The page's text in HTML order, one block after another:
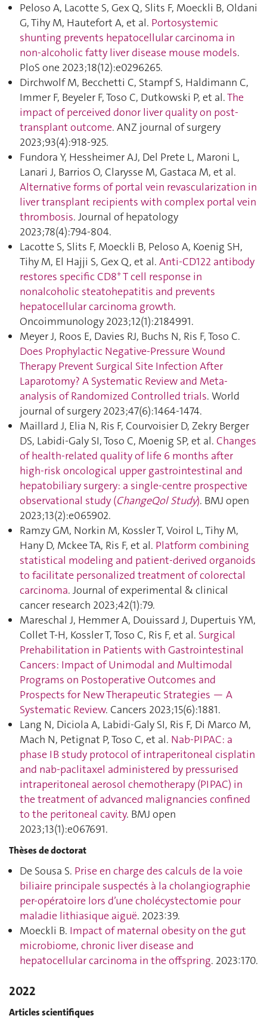
Peloso A, Lacotte S, Gex Q, Slits F, Moeckli B, Oldani
G, Tihy M, Hautefort A, et al. Portosystemic
shunting prevents hepatocellular carcinoma in
non-alcoholic fatty liver disease mouse models.
PloS one 2023;18(12):e0296265.
Dirchwolf M, Becchetti C, Stampf S, Haldimann C,
Immer F, Beyeler F, Toso C, Dutkowski P, et al.The
impact of perceived donor liver quality on post-
transplant outcome. ANZ journal of surgery
2023;93(4):918‑925.
Fundora Y, Hessheimer AJ, Del Prete L, Maroni L,
Lanari J, Barrios O, Clarysse M, Gastaca M, et al.
Alternative forms of portal vein revascularization in
liver transplant recipients with complex portal vein
thrombosis. Journal of hepatology
2023;78(4):794‑804.
Lacotte S, Slits F, Moeckli B, Peloso A, Koenig SH,
Tihy M, El Hajji S, Gex Q, et al. Anti-CD122 antibody
restores specific CD8+T cell response in
nonalcoholic steatohepatitis and prevents
hepatocellular carcinoma growth.
Oncoimmunology 2023;12(1):2184991.
Meyer J, Roos E, Davies RJ, Buchs N, Ris F, Toso C.
Does Prophylactic Negative-Pressure Wound
Therapy Prevent Surgical Site Infection After
Laparotomy? A Systematic Review and Meta-
analysis of Randomized Controlled trials. World
journal of surgery 2023;47(6):1464‑1474.
Maillard J, Elia N, Ris F, Courvoisier D, Zekry Berger
DS, Labidi-Galy SI, Toso C, Moenig SP, et al. Changes
of health-related quality of life 6 months after
high-risk oncological upper gastrointestinal and
hepatobiliary surgery: a single-centre prospective
observational study (ChangeQol Study). BMJ open
2023;13(2):e065902.
Ramzy GM, Norkin M, Kossler T, Voirol L, Tihy M,
Hany D, Mckee TA, Ris F, et al. Platform combining
statistical modeling and patient-derived organoids
to facilitate personalized treatment of colorectal
carcinoma. Journal of experimental & clinical
cancer research 2023;42(1):79.
Mareschal J, Hemmer A, Douissard J, Dupertuis YM,
Collet T-H, Kossler T, Toso C, Ris F, et al. Surgical
Prehabilitation in Patients with Gastrointestinal
Cancers: Impact of Unimodal and Multimodal
Programs on Postoperative Outcomes and
Prospects for New Therapeutic Strategies — A
Systematic Review. Cancers 2023;15(6):1881.
Lang N, Diciola A, Labidi-Galy SI, Ris F, Di Marco M,
Mach N, Petignat P, Toso C, et al. Nab-PIPAC: a
phase IB study protocol of intraperitoneal cisplatin
and nab-paclitaxel administered by pressurised
intraperitoneal aerosol chemotherapy (PIPAC) in
the treatment of advanced malignancies confined
to the peritoneal cavity. BMJ open
2023;13(1):e067691.
Thèses de doctorat
De Sousa S. Prise en charge des calculs de la voie
biliaire principale suspectés à la cholangiographie
per-opératoire lors d’une cholécystectomie pour
maladie lithiasique aiguë. 2023:39.
Moeckli B. Impact of maternal obesity on the gut
microbiome, chronic liver disease and
hepatocellular carcinoma in the offspring. 2023:170.
2022
Articles scientifiques